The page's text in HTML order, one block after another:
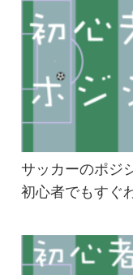
サッカーのポジ
初心者でもすぐ